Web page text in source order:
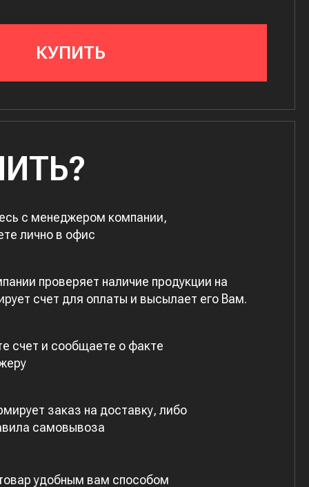
КУПИТЬ
с менеджером компании,
лично в офис
проверяет наличие продукции на
счет для оплаты и высылает его Вам.
счет и сообщаете о факте
заказ на доставку, либо
самовывоза
удобным вам способом